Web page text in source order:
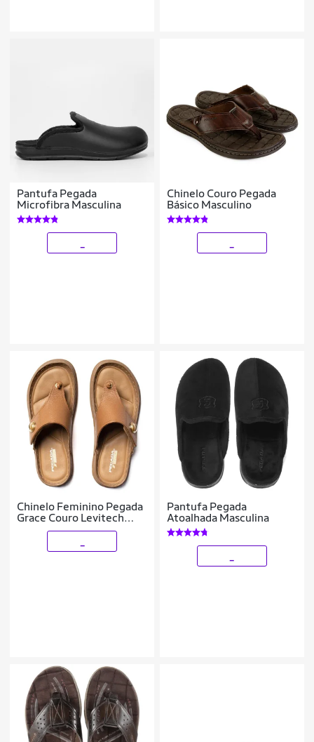
Pantufa Pegada
Microfibra Masculina
Chinelo Couro Pegada
Básico Masculino
Chinelo Feminino Pegada
Grace Couro Levitech
Caramelo
Pantufa Pegada
Atoalhada Masculina